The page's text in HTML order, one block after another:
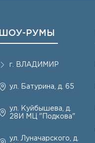
ШОУ-РУМЫ
г. ВЛАДИМИР
ул. Батурина, д. 65
ул. Куйбышева, д.
28И МЦ "Подкова"
ул. Луначарского, д.